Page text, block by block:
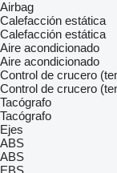
Airbag
Calefacción estática
Calefacción estática
Aire acondicionado
Aire acondicionado
Control de crucero
Control de crucero
Tacógrafo
Tacógrafo
Ejes
ABS
ABS
EBS